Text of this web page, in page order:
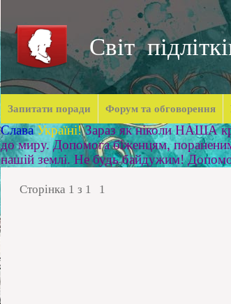
Світ
Запитати поради Форум та обговорення
Слава Україні! Зараз як ніколи НАША
до миру. Допомога біженцям,
нашій землі. Не будь байдужим!
Сторінка 1 з 1 1